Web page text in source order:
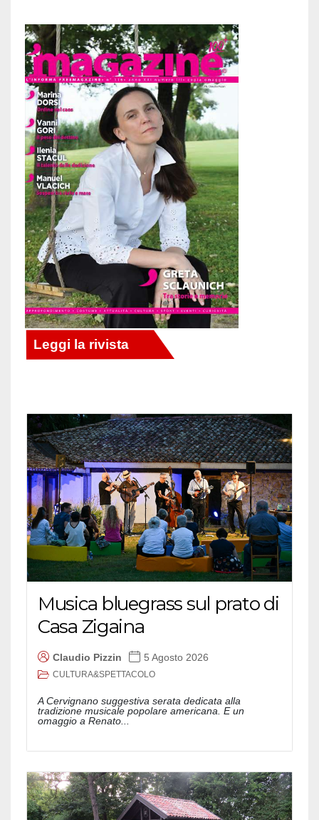
Musica bluegrass sul prato di
Casa Zigaina
Claudio Pizzin 5 Agosto 2026
CULTURA&SPETTACOLO
A Cervignano suggestiva serata dedicata alla
tradizione musicale popolare americana. E un
omaggio a Renato...